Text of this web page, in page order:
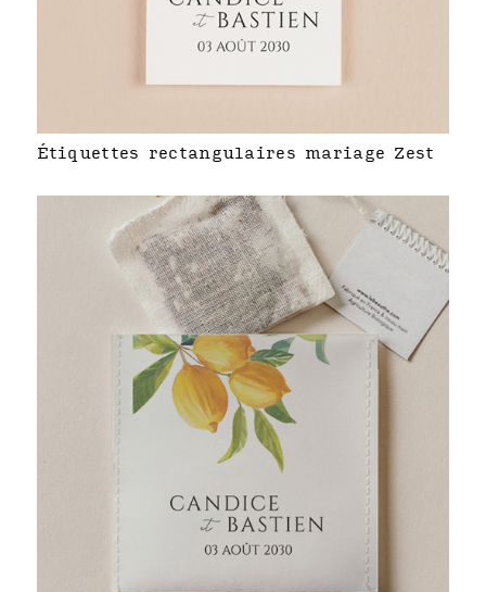
Étiquettes rectangulaires mariage Zest